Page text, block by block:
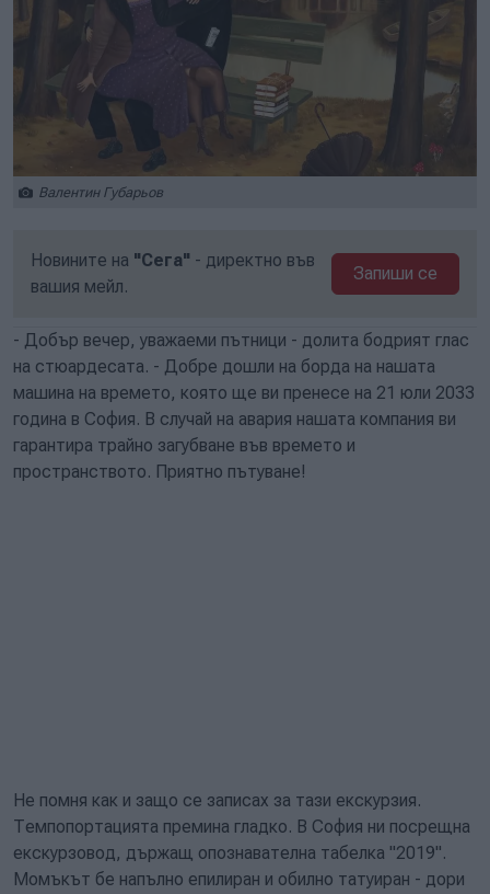
Валентин Губарьов
Новините на "Сега" - директно във
вашия мейл.
Запиши се
- Добър вечер, уважаеми пътници - долита бодрият глас
на стюардесата. - Добре дошли на борда на нашата
машина на времето, която ще ви пренесе на 21 юли 2033
година в София. В случай на авария нашата компания ви
гарантира трайно загубване във времето и
пространството. Приятно пътуване!
Не помня как и защо се записах за тази екскурзия.
Темпопортацията премина гладко. В София ни посрещна
екскурзовод, държащ опознавателна табелка "2019".
Момъкът бе напълно епилиран и обилно татуиран - дори